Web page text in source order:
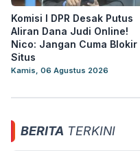
Komisi I DPR Desak Putus
Aliran Dana Judi Online!
Nico: Jangan Cuma Blokir
Situs
Kamis, 06 Agustus 2026
BERITA TERKINI